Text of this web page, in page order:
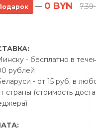
— 0 BYN 7.39
- бесплатно в
рублей
- от 15 руб. в
страны (стоимость
Gloss & Reiter Twist